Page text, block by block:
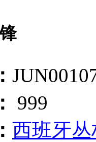
999
西班牙